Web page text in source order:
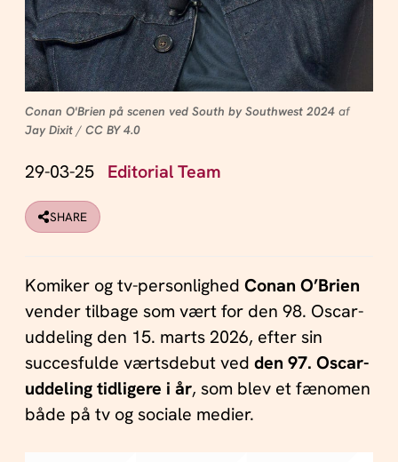
Conan O'Brien på scenen ved South by Southwest 2024af
Jay Dixit/ CC BY 4.0
29-03-25 Editorial Team
SHARE
Komiker og tv-personlighed Conan O’Brien
vender tilbage som vært for den 98. Oscar-
uddeling den 15. marts 2026, efter sin
succesfulde værtsdebut ved den 97. Oscar-
uddeling tidligere i år, som blev et fænomen
både på tv og sociale medier.